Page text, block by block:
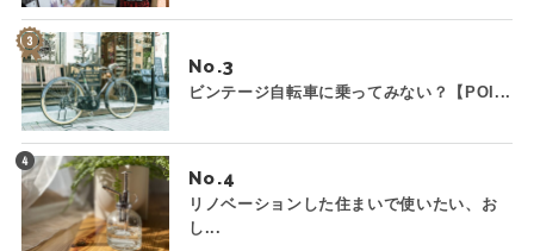
No.
ビンテージ自転車に乗ってみない？【POI...
No.
リノベーションした住まいで使いたい、お
し...